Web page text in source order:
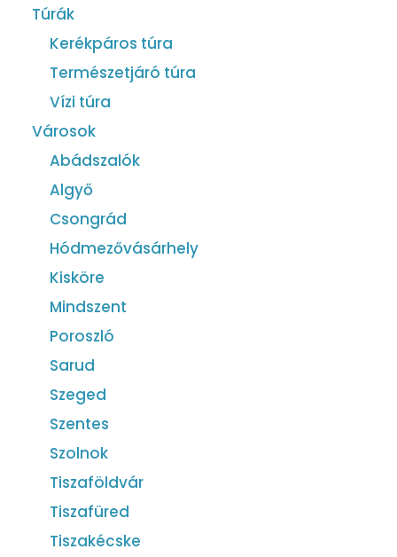
Túrák
Kerékpáros túra
Természetjáró túra
Vízi túra
Városok
Abádszalók
Algyő
Csongrád
Hódmezővásárhely
Kisköre
Mindszent
Poroszló
Sarud
Szeged
Szentes
Szolnok
Tiszaföldvár
Tiszafüred
Tiszakécske